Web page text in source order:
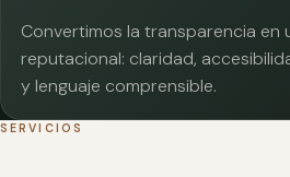
Convertimos la transparencia en
reputacional: claridad,
y lenguaje comprensible.
SERVICIOS